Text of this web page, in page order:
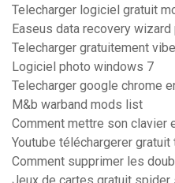
Telecharger logiciel gratuit
Easeus data recovery
Telecharger gratuitement
Logiciel photo windows 7
Telecharger google chrome
M&b warband mods list
Comment mettre son clavier
Youtube téléchargerer
Comment supprimer les